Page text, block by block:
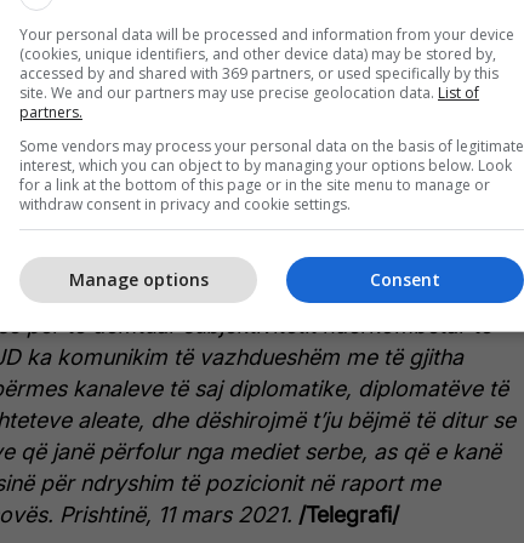
gatishmërinë e disa shteteve për tërheqje të
së Republikës së Kosovës. MPJD ju bën të
dhe proagandës së Beogradit, përmes
duke shfrytëzuar konceptin e ashtuquajtur
me qëllim të krijimit të konfuzionit në
kohën kur vendi ynë po kalon në periudhë
institucional pas zgjedhjeve të mbajtura
Megjithëkëtë, në lidhje me pretendimet se disa
vendim për tërheqjen e njohjes së pavarësisë
ju bën të ditur se ato janë spekulime dhe pjesë e
për të dëmtuar subjektivitetit ndërkombëtar të
ka komunikim të vazhdueshëm me të gjitha
kanaleve të saj diplomatike, diplomatëve të
aleate, dhe dëshirojmë t’ju bëjmë të ditur se
që janë përfolur nga mediet serbe, as që e kanë
për ndryshim të pozicionit në raport me
Prishtinë, 11 mars 2021. /Telegrafi/
Your personal data will be processed and information from your device
(cookies, unique identifiers, and other device data) may be stored by,
accessed by and shared with 369 partners, or used specifically by this
site. We and our partners may use precise geolocation data. List of
partners.
Some vendors may process your personal data on the basis of legitimate
interest, which you can object to by managing your options below. Look
for a link at the bottom of this page or in the site menu to manage or
withdraw consent in privacy and cookie settings.
Consent
Manage options